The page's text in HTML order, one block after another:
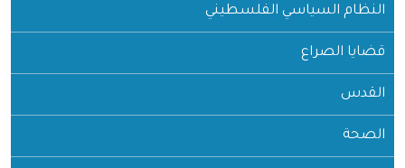
النظام السياسي الفلسطيني
قضايا الصراع
القدس
الصحة